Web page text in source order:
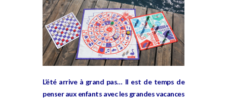
L’été arrive à grand pas… Il est de temps de
penser aux enfants avec les grandes vacances